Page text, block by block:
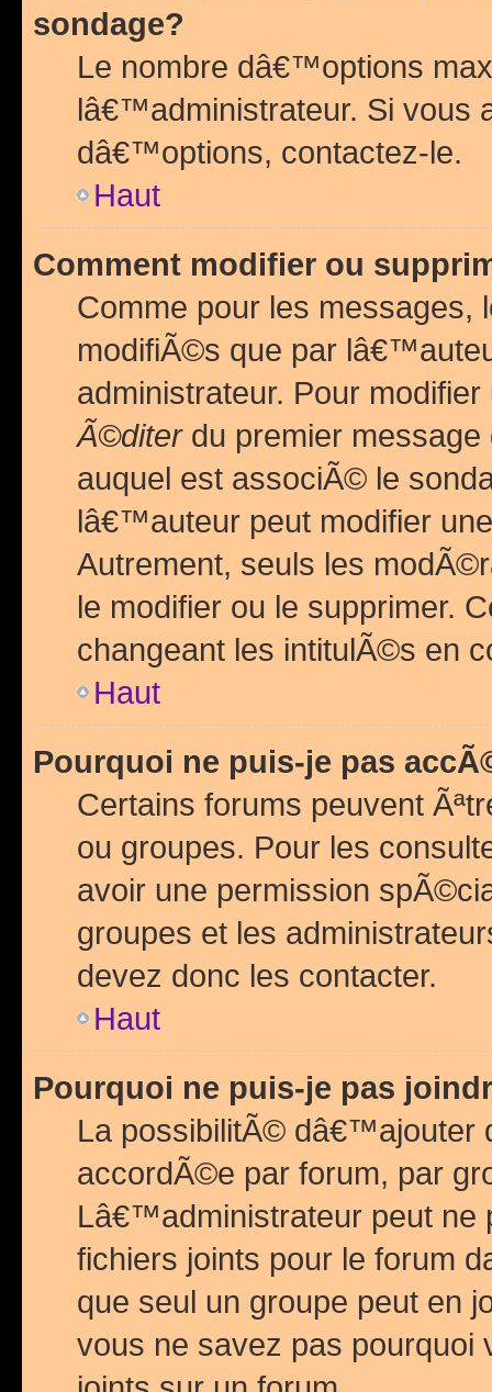
sondage?
Le nombre dâ€™options
lâ€™administrateur. Si vous
dâ€™options, contactez-le.
Haut
Comment modifier ou
Comme pour les messages,
modifiÃ©s que par
administrateur. Pour
Ã©diterdu premier
auquel est associÃ© le
lâ€™auteur peut modifier
Autrement, seuls les
le modifier ou le supprimer.
changeant les intitulÃ©s en
Haut
Pourquoi ne puis-je pas
Certains forums peuvent
ou groupes. Pour les
avoir une permission
groupes et les
devez donc les contacter.
Haut
Pourquoi ne puis-je pas
La possibilitÃ© dâ€™ajouter
accordÃ©e par forum, par
Lâ€™administrateur peut
fichiers joints pour le forum
que seul un groupe peut en
vous ne savez pas pourquoi